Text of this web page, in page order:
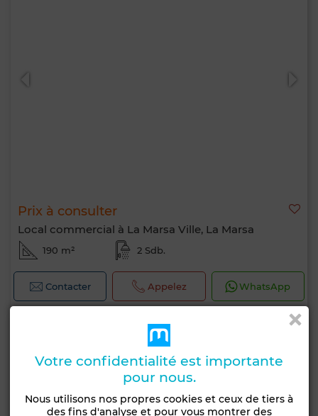
Prix à consulter
Local commercial à La Marsa Ville, La Marsa
190 m² 2 Sdb.
Contacter Appelez WhatsApp
Votre confidentialité est importante
pour nous.
Nous utilisons nos propres cookies et ceux de tiers à
des fins d'analyse et pour vous montrer des